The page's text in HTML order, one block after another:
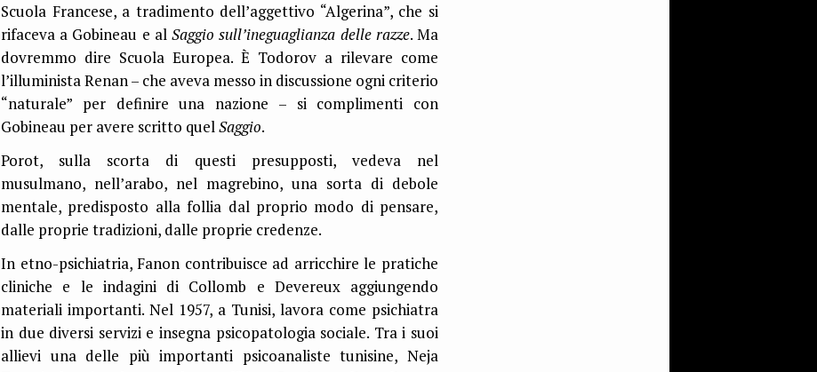
Scuola Francese, a tradimento dell’aggettivo “Algerina”, che si
rifaceva a Gobineau e alSaggio sull’ineguaglianza delle razze. Ma
dovremmo dire Scuola Europea. È Todorov a rilevare come
l’illuminista Renan – che aveva messo in discussione ogni criterio
“naturale” per definire una nazione – si complimenti con
Gobineau per avere scritto quelSaggio.
Porot, sulla scorta di questi presupposti, vedeva nel
musulmano, nell’arabo, nel magrebino, una sorta di debole
mentale, predisposto alla follia dal proprio modo di pensare,
dalle proprie tradizioni, dalle proprie credenze.
In etno-psichiatria, Fanon contribuisce ad arricchire le pratiche
cliniche e le indagini di Collomb e Devereux aggiungendo
materiali importanti. Nel 1957, a Tunisi, lavora come psichiatra
in due diversi servizi e insegna psicopatologia sociale. Tra i suoi
allievi una delle più importanti psicoanaliste tunisine, Neja